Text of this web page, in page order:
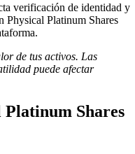
verificación de identidad y
Physical Platinum Shares
de tus activos. Las
puede afectar
Shares